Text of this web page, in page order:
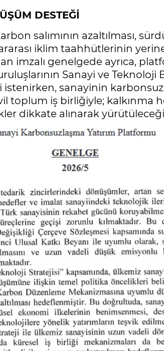
DESTEĞİ
salımının azaltılması,
iklim taahhütlerinin
imzalı genelgede ayrıca,
Sanayi ve Teknoloji
sanayinin
toplum iş birliğiyle; kalkınma
dikkate alınarak